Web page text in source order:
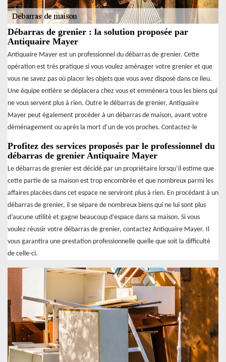
Débarras de grenier : la solution proposée par
Antiquaire Mayer
Antiquaire Mayer est un professionnel du débarras de grenier. Cette
opération est très pratique si vous voulez aménager votre grenier et que
vous ne savez pas où placer les objets que vous avez disposé dans ce lieu.
Une équipe entière se déplacera chez vous et emmènera tous les biens qui
ne vous servent plus à rien. Outre le débarras de grenier, Antiquaire
Mayer peut également procéder à un débarras de maison, avant votre
déménagement ou après la mort d’un de vos proches. Contactez-le
Profitez des services proposés par le professionnel du
débarras de grenier Antiquaire Mayer
Le débarras de grenier est décidé par un propriétaire lorsqu’il estime que
cette partie de sa maison est trop encombrée et que nombreux parmi les
affaires placées dans cet espace ne serviront plus à rien. En procédant à un
débarras de grenier, il se sépare de nombreux biens qui ne lui sont plus
d’aucune utilité et gagne beaucoup d’espace dans sa maison. Si vous
voulez réussir votre débarras de grenier, contactez Antiquaire Mayer. Il
vous garantira une prestation professionnelle quelle que soit la difficulté
de celle-ci.